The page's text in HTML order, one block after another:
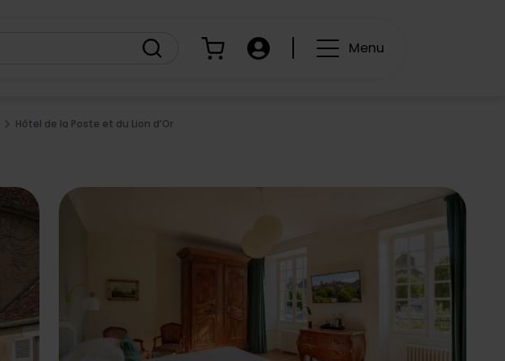
Panier Compte Menu
Hôtel de la Poste et du Lion d’Or